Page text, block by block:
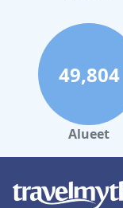
49,804
Alueet